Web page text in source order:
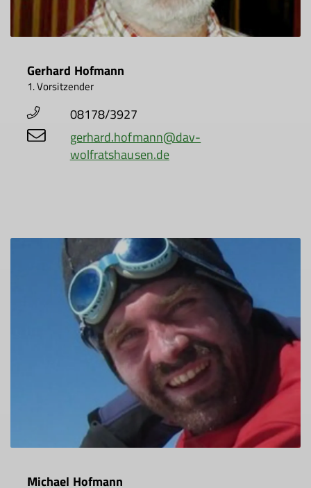
Gerhard Hofmann
1. Vorsitzender
08178/3927
gerhard.hofmann@dav-
wolfratshausen.de
Michael Hofmann